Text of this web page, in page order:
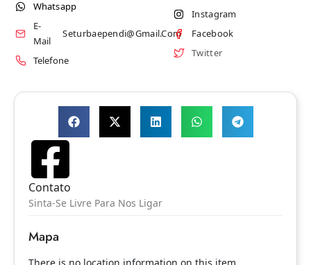
Whatsapp
E-
Mail
Seturbaependi@gmail.com
Telefone
Instagram
Facebook
Twitter
Contato
Sinta-Se Livre Para Nos Ligar
Mapa